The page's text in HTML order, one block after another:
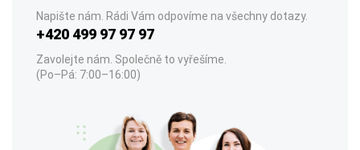
Napište nám. Rádi Vám odpovíme na všechny dotazy.
+420 499 97 97 97
Zavolejte nám. Společně to vyřešíme.
(Po–Pá: 7:00–16:00)